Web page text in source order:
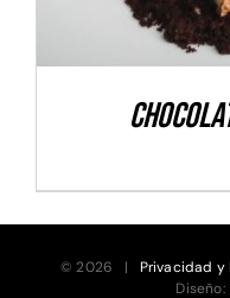
© 2026 | Privacidad y
Diseño: